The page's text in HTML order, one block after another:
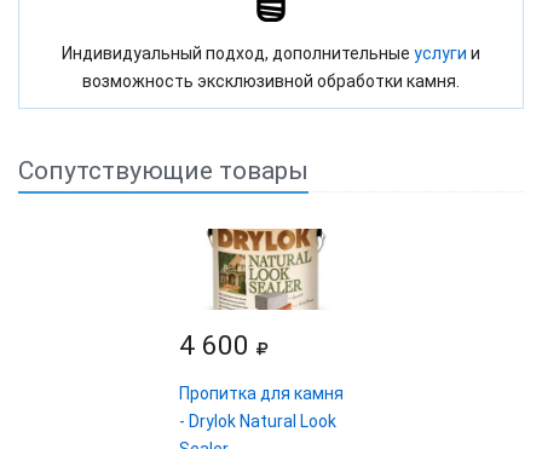
Индивидуальный подход, дополнительные услуги и
возможность эксклюзивной обработки камня.
Сопутствующие товары
4 600
Пропитка для камня
- Drylok Natural Look